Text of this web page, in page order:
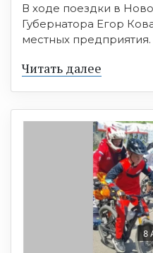
В ходе поездки в
Губернатора Егор
местных предприятия.
Читать далее
8